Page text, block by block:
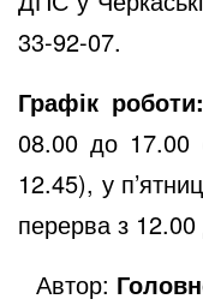
33-92-07.
Графік роботи:
08.00 до 17.00
12.45), у
перерва з
Автор: